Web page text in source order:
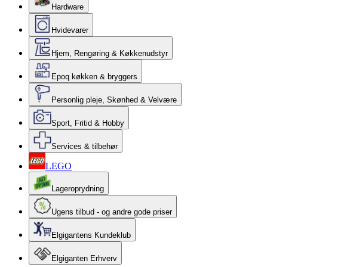
Hardware
Hvidevarer
Hjem, Rengøring & Køkkenudstyr
Epoq køkken & bryggers
Personlig pleje, Skønhed & Velvære
Sport, Fritid & Hobby
Services & tilbehør
LEGO
Lageroprydning
Ugens tilbud - og andre gode priser
Elgigantens Kundeklub
Elgiganten Erhverv